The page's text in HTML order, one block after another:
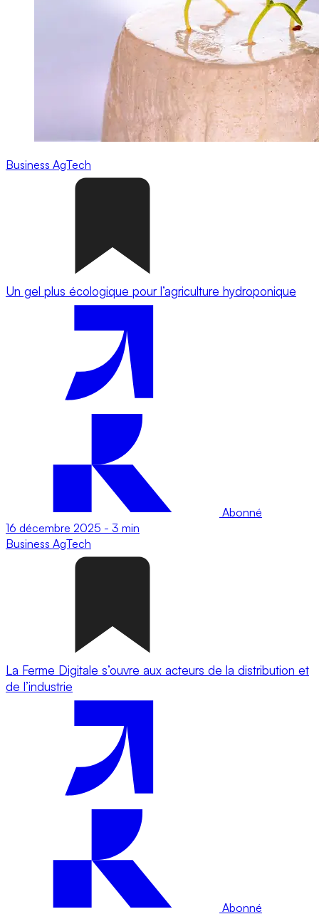
Business AgTech
Un gel plus écologique pour l’agriculture hydroponique
Abonné
16 décembre 2025 - 3 min
Business AgTech
La Ferme Digitale s’ouvre aux acteurs de la distribution et
de l’industrie
Abonné